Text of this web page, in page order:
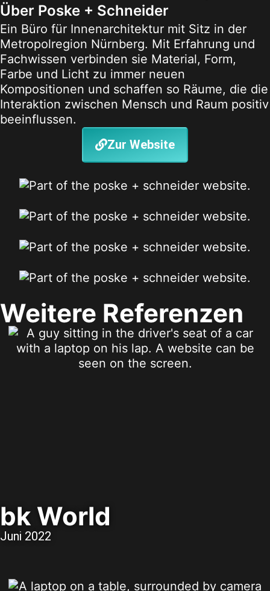
Über Poske + Schneider
Ein Büro für Innenarchitektur mit Sitz in der
Metropolregion Nürnberg. Mit Erfahrung und
Fachwissen verbinden sie Material, Form,
Farbe und Licht zu immer neuen
Kompositionen und schaffen so Räume, die die
Interaktion zwischen Mensch und Raum positiv
beeinflussen.
Zur Website
Weitere Referenzen
Juni 2022
bk World